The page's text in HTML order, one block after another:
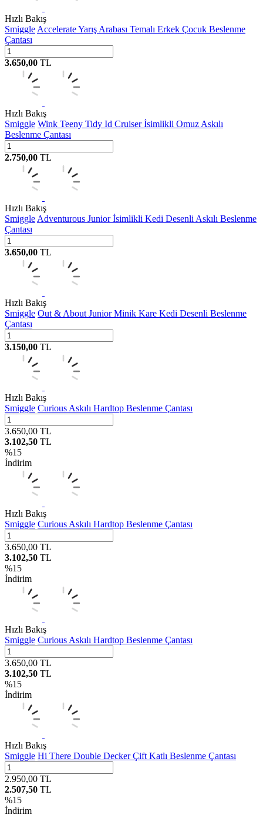
Hızlı Bakış
Smiggle Accelerate Yarış Arabası Temalı Erkek Çocuk Beslenme
Çantası
3.650,00 TL
Hızlı Bakış
Smiggle Wink Teeny Tidy Id Cruiser İsimlikli Omuz Askılı
Beslenme Çantası
2.750,00 TL
Hızlı Bakış
Smiggle Adventurous Junior İsimlikli Kedi Desenli Askılı Beslenme
Çantası
3.650,00 TL
Hızlı Bakış
Smiggle Out & About Junior Minik Kare Kedi Desenli Beslenme
Çantası
3.150,00 TL
Hızlı Bakış
Smiggle Curious Askılı Hardtop Beslenme Çantası
3.650,00 TL
3.102,50 TL
%15
İndirim
Hızlı Bakış
Smiggle Curious Askılı Hardtop Beslenme Çantası
3.650,00 TL
3.102,50 TL
%15
İndirim
Hızlı Bakış
Smiggle Curious Askılı Hardtop Beslenme Çantası
3.650,00 TL
3.102,50 TL
%15
İndirim
Hızlı Bakış
Smiggle Hi There Double Decker Çift Katlı Beslenme Çantası
2.950,00 TL
2.507,50 TL
%15
İndirim